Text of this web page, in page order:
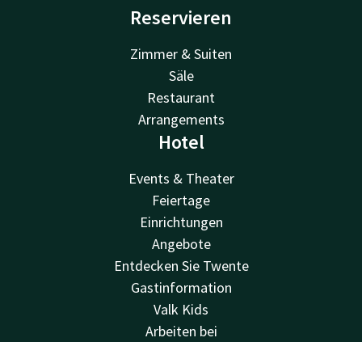
Reservieren
Zimmer & Suiten
Säle
Restaurant
Arrangements
Hotel
Events & Theater
Feiertage
Einrichtungen
Angebote
Entdecken Sie Twente
Gastinformation
Valk Kids
Arbeiten bei